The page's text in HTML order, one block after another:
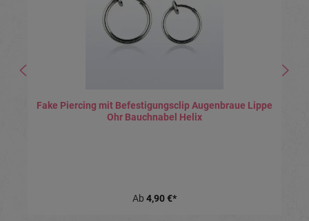
Fake Piercing mit Befestigungsclip Augenbraue Lippe
Ohr Bauchnabel Helix
Ab 4,90 €*